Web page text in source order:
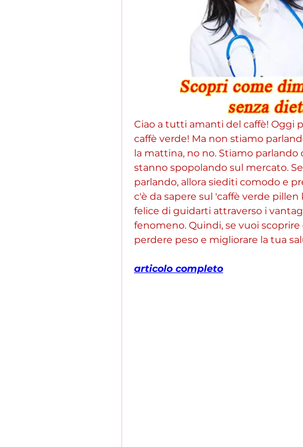
Ciao a tutti amanti del caffè! Oggi
caffè verde! Ma non stiamo
la mattina, no no. Stiamo
stanno spopolando sul mercato.
parlando, allora siediti comodo e
c'è da sapere sul 'caffè verde
felice di guidarti attraverso i
fenomeno. Quindi, se vuoi
perdere peso e migliorare la tua
articolo completo